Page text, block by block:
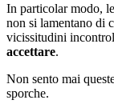
In particolar modo,
non si lamentano di
vicissitudini
accettare.
Non sento mai
sporche.